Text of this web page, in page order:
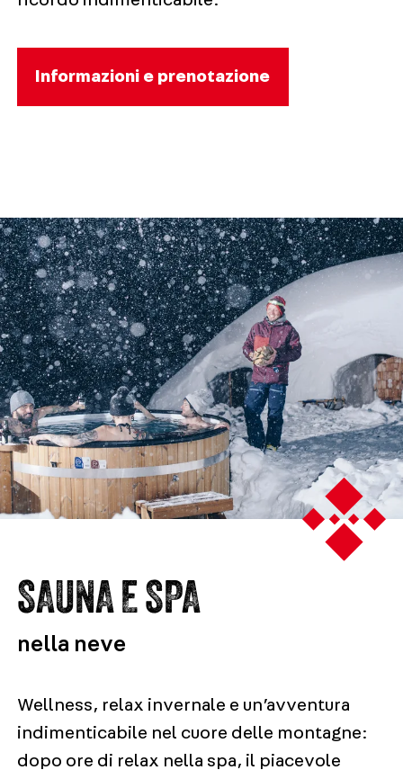
Informazioni e prenotazione
SAUNA E SPA
nella neve
Wellness, relax invernale e un’avventura
indimenticabile nel cuore delle montagne:
dopo ore di relax nella spa, il piacevole